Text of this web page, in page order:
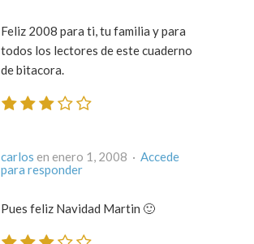
Feliz 2008 para ti, tu familia y para
todos los lectores de este cuaderno
de bitacora.
carlos en enero 1, 2008 · Accede
para responder
Pues feliz Navidad Martin 🙂